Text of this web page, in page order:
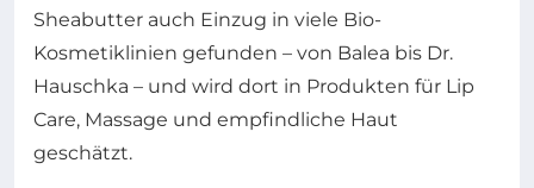
Sheabutter auch Einzug in viele Bio-
Kosmetiklinien gefunden – von Balea bis Dr.
Hauschka – und wird dort in Produkten für Lip
Care, Massage und empfindliche Haut
geschätzt.